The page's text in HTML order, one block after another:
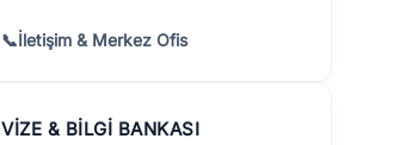
📞İletişim & Merkez Ofis
VIZE & BILGI BANKASI